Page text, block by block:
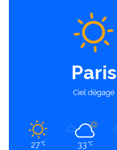
Paris
Ciel dégagé
27 ℃ 33 ℃